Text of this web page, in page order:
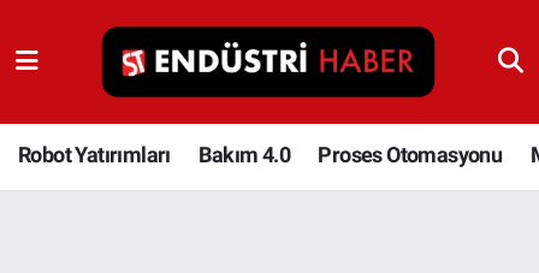
Robot Yatırımları Bakım 4.0 Proses Otomasyonu
Robot Yatırımları
Bakım 4.0